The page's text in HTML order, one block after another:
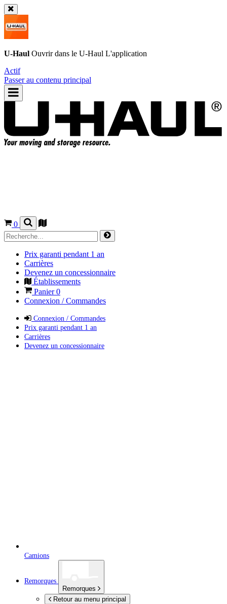
U-Haul Ouvrir dans le U-Haul L'application
Actif
Passer au contenu principal
0
Prix garanti pendant 1 an
Carrières
Devenez un concessionnaire
Établissements
Panier0
Connexion / Commandes
Connexion / Commandes
Prix garanti pendant 1 an
Carrières
Devenez un concessionnaire
Camions
Remorques
Remorques
Retour au menu principal